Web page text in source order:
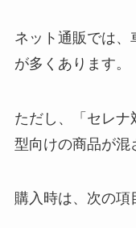
ネット通販では
が多くあります。
ただし、「セレナ
型向けの商品が混
購入時は、次の項